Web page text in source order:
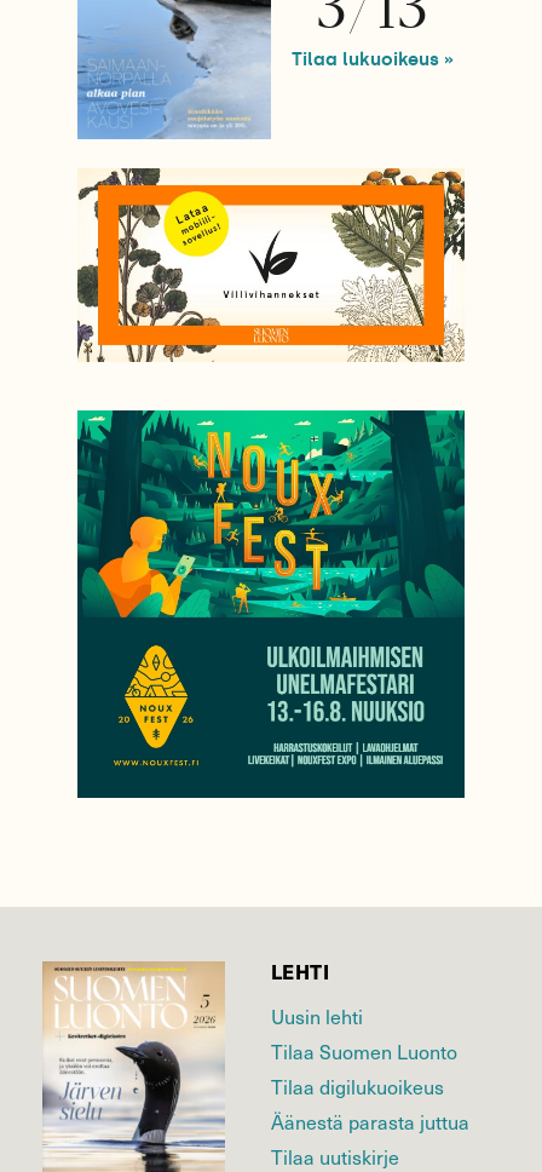
Tilaa lukuoikeus »
LEHTI
Uusin lehti
Tilaa Suomen Luonto
Tilaa digilukuoikeus
Äänestä parasta juttua
Tilaa uutiskirje